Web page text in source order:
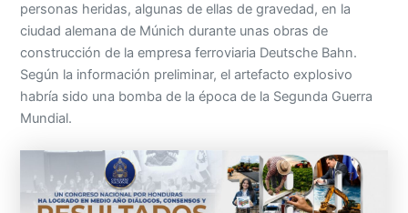
personas heridas, algunas de ellas de gravedad, en la
ciudad alemana de Múnich durante unas obras de
construcción de la empresa ferroviaria Deutsche Bahn.
Según la información preliminar, el artefacto explosivo
habría sido una bomba de la época de la Segunda Guerra
Mundial.